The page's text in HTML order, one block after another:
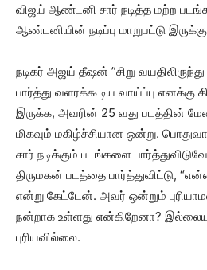
விஜய் ஆண்டனி சார் நடித்த மற்ற
ஆண்டனியின் நடிப்பு மாறுபட்டு
நடிகர் அஜய் தீஷன் ”சிறு
பார்த்து வளரக்கூடிய வாய்ப்பு எனக்கு
இருக்க, அவரின் 25 வது படத்தின்
மிகவும் மகிழ்ச்சியான ஒன்று.
சார் நடிக்கும் படங்களை
திருமகன் படத்தை பார்த்துவிட்டு,
என்று கேட்டேன். அவர் ஒன்றும்
நன்றாக உள்ளது என்கிறேனா?
புரியவில்லை.